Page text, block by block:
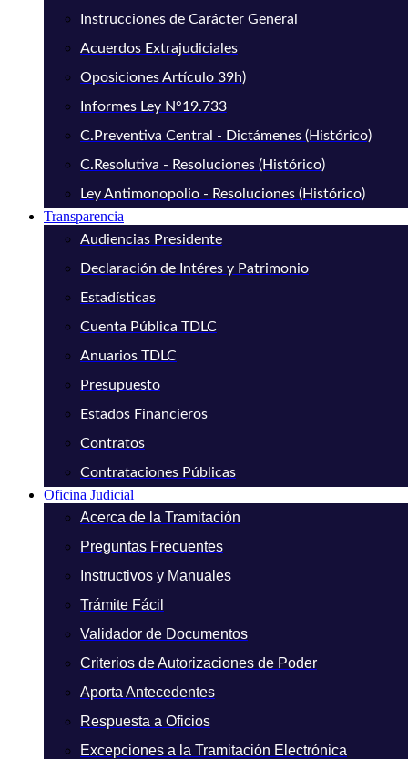
Instrucciones de Carácter General
Acuerdos Extrajudiciales
Oposiciones Artículo 39h)
Informes Ley N°19.733
C.Preventiva Central - Dictámenes (Histórico)
C.Resolutiva - Resoluciones (Histórico)
Ley Antimonopolio - Resoluciones (Histórico)
Transparencia
Audiencias Presidente
Declaración de Intéres y Patrimonio
Estadísticas
Cuenta Pública TDLC
Anuarios TDLC
Presupuesto
Estados Financieros
Contratos
Contrataciones Públicas
Oficina Judicial
Acerca de la Tramitación
Preguntas Frecuentes
Instructivos y Manuales
Trámite Fácil
Validador de Documentos
Criterios de Autorizaciones de Poder
Aporta Antecedentes
Respuesta a Oficios
Excepciones a la Tramitación Electrónica